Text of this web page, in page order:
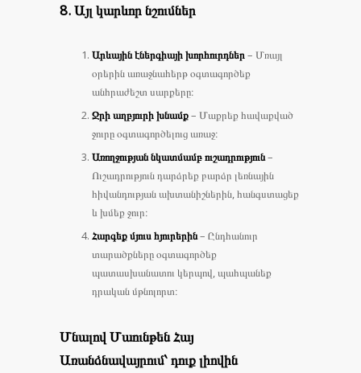
8. Այլ կարևոր նշումներ
Արևային էներգիայի խորհուրդներ– Մռայլ
օրերին առաջնահերթ օգտագործեք
անհրաժեշտ սարքերը։
Ջրի աղբյուրի խնամք– Մաքրեք հավաքված
ջուրը օգտագործելուց առաջ։
Առողջության նկատմամբ ուշադրություն–
Ուշադրություն դարձրեք բարձր լեռնային
հիվանդության ախտանիշներին, հանգստացեք
և խմեք ջուր։
Հարգեք մյուս հյուրերին– Ընդհանուր
տարածքները օգտագործեք
պատասխանատու կերպով, պահպանեք
դրական մթնոլորտ։
Մնալով Մաունթեն Հայ
Առանձնավայրում՝ դուք լիովին